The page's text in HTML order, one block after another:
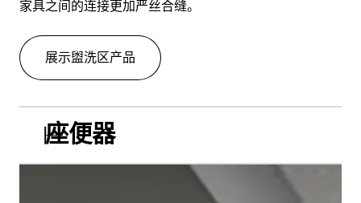
家具之间的连接更加严丝合缝。
展示盥洗区产品
座便器